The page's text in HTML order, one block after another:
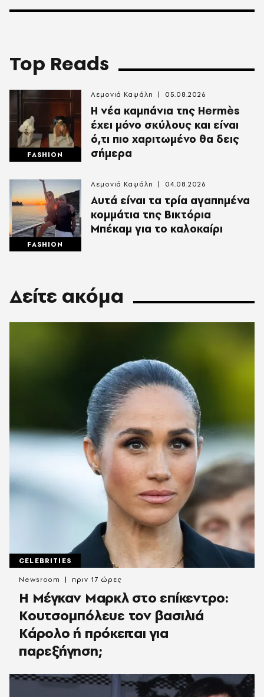
Top Reads
FASHION
Η νέα καμπάνια της Hermès
έχει μόνο σκύλους και είναι
ό,τι πιο χαριτωμένο θα δεις
σήμερα
Λεμονιά Καψάλη 05.08.2026
FASHION
Αυτά είναι τα τρία αγαπημένα
κομμάτια της Βικτόρια
Μπέκαμ για το καλοκαίρι
Λεμονιά Καψάλη 04.08.2026
Δείτε ακόμα
CELEBRITIES
Η Μέγκαν Μαρκλ στο επίκεντρο:
Κουτσομπόλευε τον βασιλιά
Κάρολο ή πρόκειται για
παρεξήγηση;
Newsroom πριν 17 ώρες